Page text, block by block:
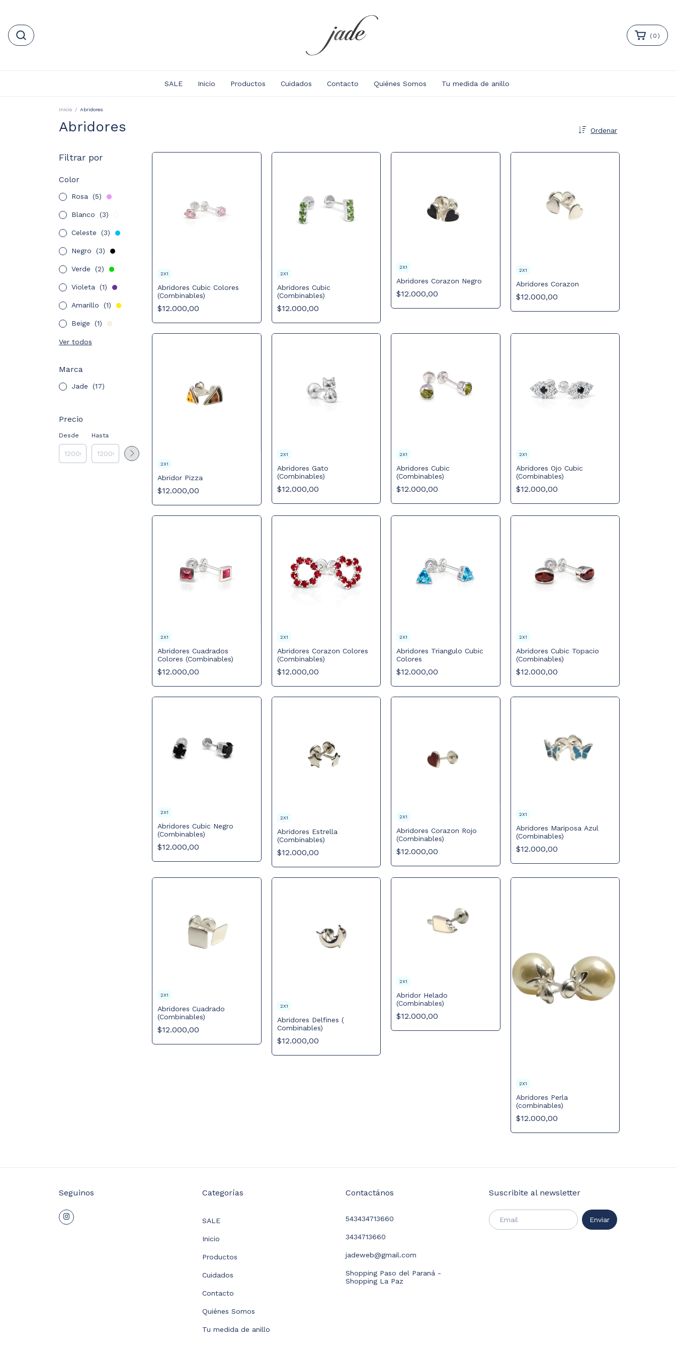
( 0 )
SALE Inicio Productos Cuidados Contacto Quiénes Somos Tu medida de anillo
Inicio / Abridores
Abridores Ordenar
Filtrar por
Color
Rosa (5)
Blanco (3)
Celeste (3)
Negro (3)
Verde (2)
Violeta (1)
Amarillo (1)
Beige (1)
Ver todos
Marca
Jade (17)
Precio
Desde Hasta
2X1
Abridores Cubic Colores
(Combinables)
$12.000,00
2X1
Abridores Cubic
(Combinables)
$12.000,00
2X1
Abridores Corazon Negro
$12.000,00
2X1
Abridores Corazon
$12.000,00
2X1
Abridor Pizza
$12.000,00
2X1
Abridores Gato
(Combinables)
$12.000,00
2X1
Abridores Cubic
(Combinables)
$12.000,00
2X1
Abridores Ojo Cubic
(Combinables)
$12.000,00
2X1
Abridores Cuadrados
Colores (Combinables)
$12.000,00
2X1
Abridores Corazon Colores
(Combinables)
$12.000,00
2X1
Abridores Triangulo Cubic
Colores
$12.000,00
2X1
Abridores Cubic Topacio
(Combinables)
$12.000,00
2X1
Abridores Cubic Negro
(Combinables)
$12.000,00
2X1
Abridores Estrella
(Combinables)
$12.000,00
2X1
Abridores Corazon Rojo
(Combinables)
$12.000,00
2X1
Abridores Mariposa Azul
(Combinables)
$12.000,00
2X1
Abridores Cuadrado
(Combinables)
$12.000,00
2X1
Abridores Delfines (
Combinables)
$12.000,00
2X1
Abridor Helado
(Combinables)
$12.000,00
2X1
Abridores Perla
(combinables)
$12.000,00
Seguinos Categorías
SALE
Inicio
Productos
Cuidados
Contacto
Quiénes Somos
Tu medida de anillo
Contactános
543434713660
3434713660
jadeweb@gmail.com
Shopping Paso del Paraná -
Shopping La Paz
Suscribite al newsletter